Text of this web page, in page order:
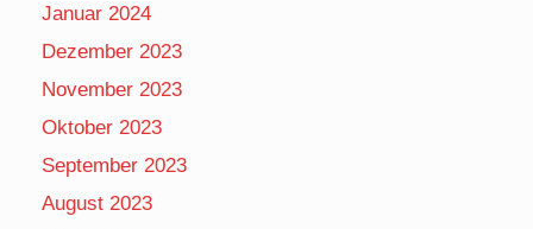
Januar 2024
Dezember 2023
November 2023
Oktober 2023
September 2023
August 2023